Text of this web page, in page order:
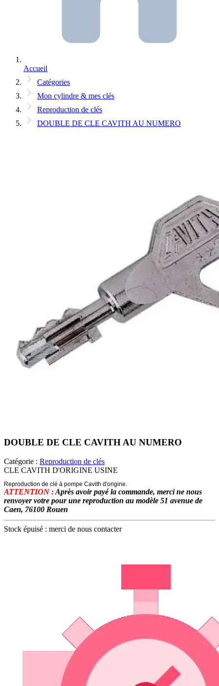
Accueil
Catégories
Mon cylindre & mes clés
Reproduction de clés
DOUBLE DE CLE CAVITH AU NUMERO
DOUBLE DE CLE CAVITH AU NUMERO
Catégorie : Reproduction de clés
CLE CAVITH D'ORIGINE USINE
Reproduction de clé à pompe Cavith d'origine.
ATTENTION :Après avoir payé la commande, merci ne nous
renvoyer votre pour une reproduction au modèle 51 avenue de
Caen, 76100 Rouen
Stock épuisé : merci de nous contacter